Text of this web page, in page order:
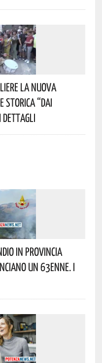
La Nuova
Storica “Dai
Dettagli
In Provincia
Un 63enne. I